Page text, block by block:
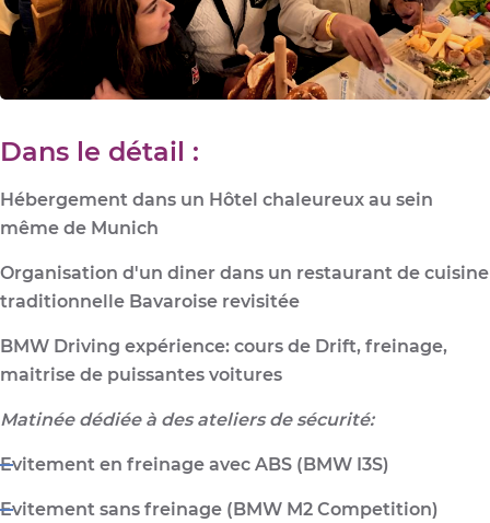
Dans le détail :
Hébergement dans un Hôtel chaleureux au sein
même de Munich
Organisation d'un diner dans un restaurant de cuisine
traditionnelle Bavaroise revisitée
BMW Driving expérience: cours de Drift, freinage,
maitrise de puissantes voitures
Matinée dédiée à des ateliers de sécurité:
Evitement en freinage avec ABS (BMW I3S)
Evitement sans freinage (BMW M2 Competition)